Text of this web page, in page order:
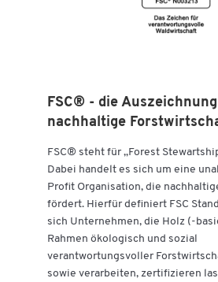
FSC® - die
nachhaltige
FSC® steht für „Forest
Dabei handelt es sich um eine
Profit Organisation, die
fördert. Hierfür definiert FSC
sich Unternehmen, die Holz (-
Rahmen ökologisch und sozial
verantwortungsvoller
sowie verarbeiten, zertifizieren
Zum Zoomen